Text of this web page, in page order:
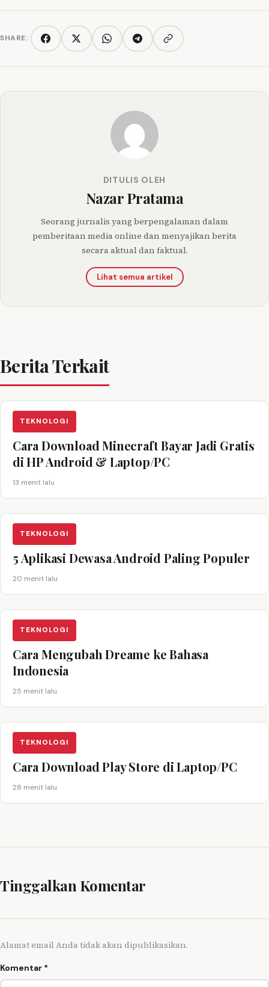
SHARE: FacebookTwitter/XWhatsAppTelegramCopy link
DITULIS OLEH
Nazar Pratama
Seorang jurnalis yang berpengalaman dalam
pemberitaan media online dan menyajikan berita
secara aktual dan faktual.
Lihat semua artikel
Berita Terkait
TEKNOLOGI
Cara Download Minecraft Bayar Jadi Gratis
di HP Android & Laptop/PC
13 menit lalu
TEKNOLOGI
5 Aplikasi Dewasa Android Paling Populer
20 menit lalu
TEKNOLOGI
Cara Mengubah Dreame ke Bahasa
Indonesia
25 menit lalu
TEKNOLOGI
Cara Download Play Store di Laptop/PC
28 menit lalu
Tinggalkan Komentar
Alamat email Anda tidak akan dipublikasikan.
Komentar *